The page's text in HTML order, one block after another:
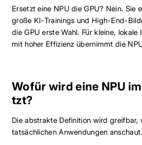
Ersetzt eine NPU die GPU? Nein. Sie
große KI-Trainings und High-End-
die GPU erste Wahl. Für kleine,
mit hoher Effizienz übernimmt die
Wofür wird eine NPU
tzt?
Die abstrakte Definition wird greifbar,
tatsächlichen Anwendungen anschaut.